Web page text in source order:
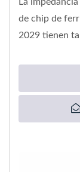
de chip de
2029 tienen